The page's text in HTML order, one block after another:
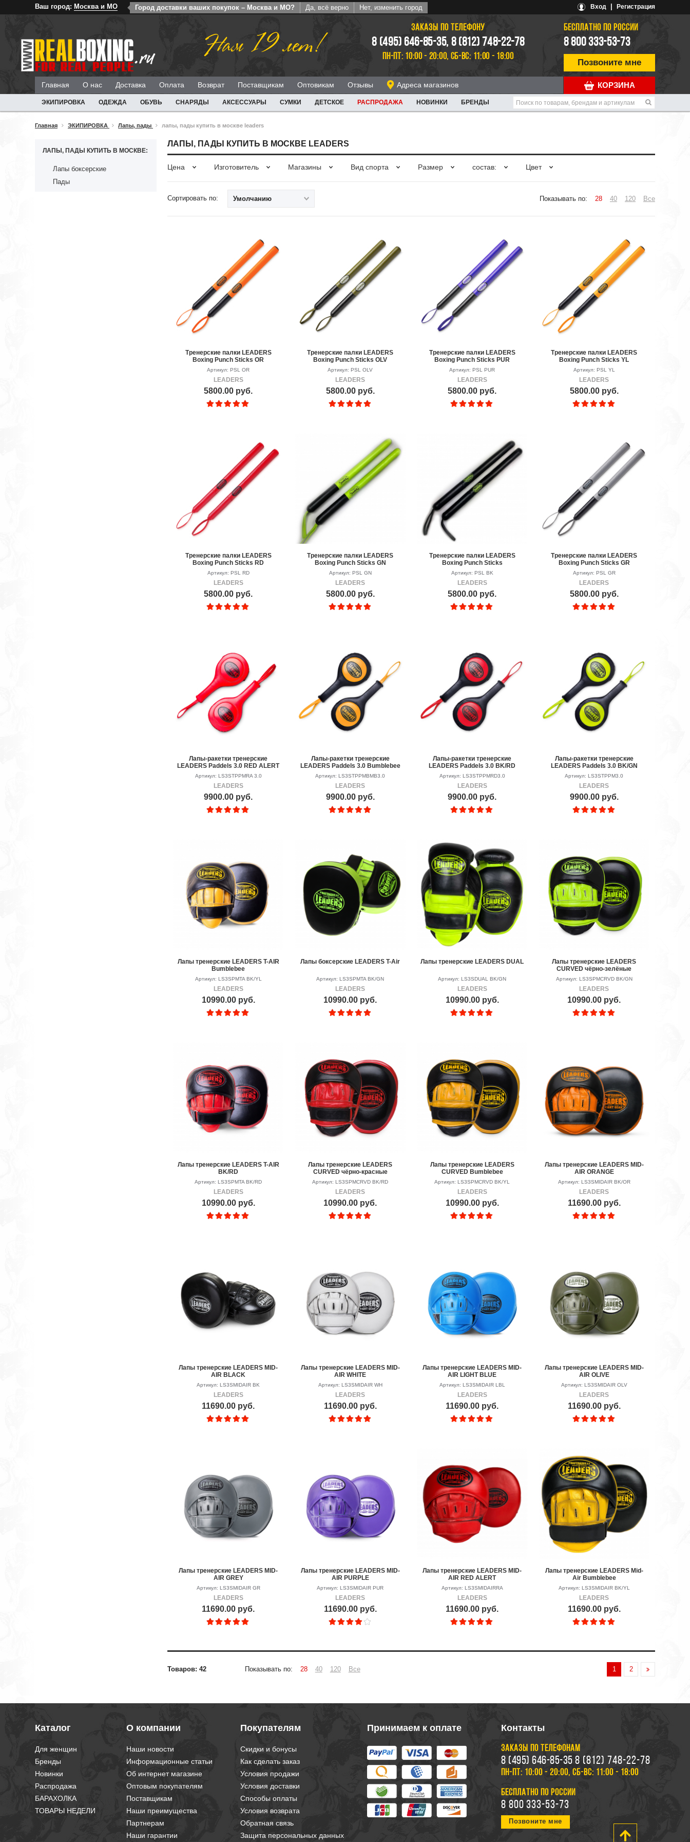
Ваш город: Москва и МО Город доставки ваших покупок – Москва и МО? Да, всё верно Нет, изменить город Вход Регистрация
Нам 19 лет! ЗАКАЗЫ ПО ТЕЛЕФОНУ
8 (495) 646-85-35, 8 (812) 748-22-78
ПН-ПТ: 10:00 - 20:00, СБ-ВС: 11:00 - 18:00
БЕСПЛАТНО ПО РОССИИ
8 800 333-53-73
Позвоните мне
КОРЗИНА
Главная О нас Доставка Оплата Возврат Поставщикам Оптовикам Отзывы Адреса магазинов
ЭКИПИРОВКА ОДЕЖДА ОБУВЬ СНАРЯДЫ АКСЕССУАРЫ СУМКИ ДЕТСКОЕ РАСПРОДАЖА НОВИНКИ БРЕНДЫ
Главная ЭКИПИРОВКА Лапы, пады лапы, пады купить в москве leaders
ЛАПЫ, ПАДЫ КУПИТЬ В МОСКВЕ:
Лапы боксерские
Пады
ЛАПЫ, ПАДЫ КУПИТЬ В МОСКВЕ LEADERS
Цена Изготовитель Магазины Вид спорта Размер состав: Цвет
Сортировать по: Умолчанию Показывать по: 28 40 120 Все
Тренерские палки LEADERS
Boxing Punch Sticks OR
Артикул: PSL OR
LEADERS
5800.00 руб.
Тренерские палки LEADERS
Boxing Punch Sticks OLV
Артикул: PSL OLV
LEADERS
5800.00 руб.
Тренерские палки LEADERS
Boxing Punch Sticks PUR
Артикул: PSL PUR
LEADERS
5800.00 руб.
Тренерские палки LEADERS
Boxing Punch Sticks YL
Артикул: PSL YL
LEADERS
5800.00 руб.
Тренерские палки LEADERS
Boxing Punch Sticks RD
Артикул: PSL RD
LEADERS
5800.00 руб.
Тренерские палки LEADERS
Boxing Punch Sticks GN
Артикул: PSL GN
LEADERS
5800.00 руб.
Тренерские палки LEADERS
Boxing Punch Sticks
Артикул: PSL BK
LEADERS
5800.00 руб.
Тренерские палки LEADERS
Boxing Punch Sticks GR
Артикул: PSL GR
LEADERS
5800.00 руб.
Лапы-ракетки тренерские
LEADERS Paddels 3.0 RED ALERT
Артикул: LS3STPPMRA 3.0
LEADERS
9900.00 руб.
Лапы-ракетки тренерские
LEADERS Paddels 3.0 Bumblebee
Артикул: LS3STPPMBMB3.0
LEADERS
9900.00 руб.
Лапы-ракетки тренерские
LEADERS Paddels 3.0 BK/RD
Артикул: LS3STPPMRD3.0
LEADERS
9900.00 руб.
Лапы-ракетки тренерские
LEADERS Paddels 3.0 BK/GN
Артикул: LS3STPPM3.0
LEADERS
9900.00 руб.
Лапы тренерские LEADERS T-AIR
Bumblebee
Артикул: LS3SPMTA BK/YL
LEADERS
10990.00 руб.
Лапы боксерские LEADERS T-Air
Артикул: LS3SPMTA BK/GN
LEADERS
10990.00 руб.
Лапы тренерские LEADERS DUAL
Артикул: LS3SDUAL BK/GN
LEADERS
10990.00 руб.
Лапы тренерские LEADERS
CURVED чёрно-зелёные
Артикул: LS3SPMCRVD BK/GN
LEADERS
10990.00 руб.
Лапы тренерские LEADERS T-AIR
BK/RD
Артикул: LS3SPMTA BK/RD
LEADERS
10990.00 руб.
Лапы тренерские LEADERS
CURVED чёрно-красные
Артикул: LS3SPMCRVD BK/RD
LEADERS
10990.00 руб.
Лапы тренерские LEADERS
CURVED Bumblebee
Артикул: LS3SPMCRVD BK/YL
LEADERS
10990.00 руб.
Лапы тренерские LEADERS MID-
AIR ORANGE
Артикул: LS3SMIDAIR BK/OR
LEADERS
11690.00 руб.
Лапы тренерские LEADERS MID-
AIR BLACK
Артикул: LS3SMIDAIR BK
LEADERS
11690.00 руб.
Лапы тренерские LEADERS MID-
AIR WHITE
Артикул: LS3SMIDAIR WH
LEADERS
11690.00 руб.
Лапы тренерские LEADERS MID-
AIR LIGHT BLUE
Артикул: LS3SMIDAIR LBL
LEADERS
11690.00 руб.
Лапы тренерские LEADERS MID-
AIR OLIVE
Артикул: LS3SMIDAIR OLV
LEADERS
11690.00 руб.
Лапы тренерские LEADERS MID-
AIR GREY
Артикул: LS3SMIDAIR GR
LEADERS
11690.00 руб.
Лапы тренерские LEADERS MID-
AIR PURPLE
Артикул: LS3SMIDAIR PUR
LEADERS
11690.00 руб.
Лапы тренерские LEADERS MID-
AIR RED ALERT
Артикул: LS3SMIDAIRRA
LEADERS
11690.00 руб.
Лапы тренерские LEADERS Mid-
Air Bumblebee
Артикул: LS3SMIDAIR BK/YL
LEADERS
11690.00 руб.
Товаров: 42 Показывать по: 28 40 120 Все 1 2
Каталог
Для женщин
Бренды
Новинки
Распродажа
БАРАХОЛКА
ТОВАРЫ НЕДЕЛИ
О компании
Наши новости
Информационные статьи
Об интернет магазине
Оптовым покупателям
Поставщикам
Наши преимущества
Партнерам
Наши гарантии
Покупателям
Скидки и бонусы
Как сделать заказ
Условия продажи
Условия доставки
Способы оплаты
Условия возврата
Обратная связь
Защита персональных данных
Принимаем к оплате Контакты
ЗАКАЗЫ ПО ТЕЛЕФОНАМ
8 (495) 646-85-35 8 (812) 748-22-78
ПН-ПТ: 10:00 - 20:00, СБ-ВС: 11:00 - 18:00
БЕСПЛАТНО ПО РОССИИ
8 800 333-53-73
Позвоните мне